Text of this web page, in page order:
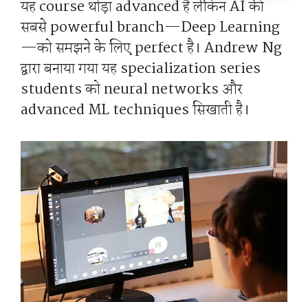
यह course थोड़ा advanced है लेकिन AI की
सबसे powerful branch—Deep Learning
—को समझने के लिए perfect है। Andrew Ng
द्वारा बनाया गया यह specialization series
students को neural networks और
advanced ML techniques सिखाती है।